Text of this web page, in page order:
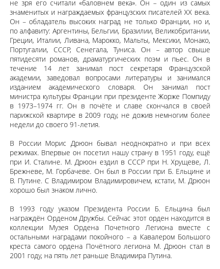
не зря его считали «баловнем века». Он – один из самых
знаменитых и награждаемых французских писателей XX века.
Он – обладатель высоких наград не только Франции, но и,
по алфавиту: Аргентины, Бельгии, Бразилии, Великобритании,
Греции, Италии, Ливана, Марокко, Мальты, Мексики, Монако,
Португалии, СССР, Сенегала, Туниса. Он – автор свыше
пятидесяти романов, драматургических поэм и пьес. Он в
течение 14 лет занимал пост секретаря Французской
академии, заведовал вопросами литературы и занимался
изданием академического словаря. Он занимал пост
министра культуры Франции при президенте Жорже Помпиду
в 1973–1974 гг. Он в почёте и славе скончался в своей
парижской квартире в 2009 году, не дожив немногим более
недели до своего 91-летия.
В России Морис Дрюон бывал неоднократно и при всех
режимах. Впервые он посетил нашу страну в 1951 году, ещё
при И. Сталине. М. Дрюон ездил в СССР при Н. Хрущеве, Л.
Брежневе, М. Горбачеве. Он был в России при Б. Ельцине и
В. Путине. С Владимиром Владимировичем, кстати, М. Дрюон
хорошо был знаком лично.
В 1993 году указом Президента России Б. Ельцина был
награждён Орденом Дружбы. Сейчас этот орден находится в
коллекции Музея Ордена Почетного Легиона вместе с
остальными наградами покойного – а Кавалером Большого
креста самого ордена Почётного легиона М. Дрюон стал в
2001 году, на пять лет раньше Владимира Путина.